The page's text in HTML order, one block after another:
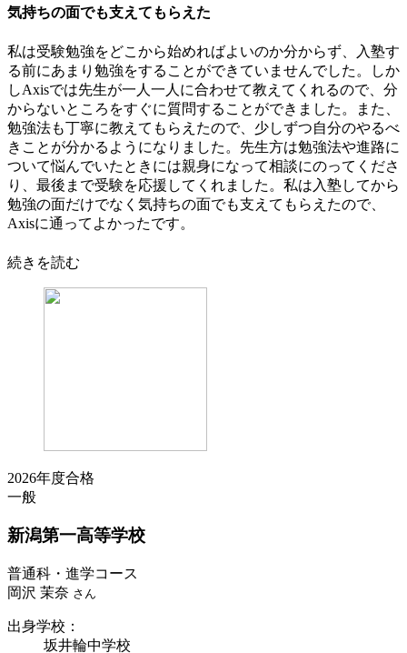
気持ちの面でも支えてもらえた
私は受験勉強をどこから始めればよいのか分からず、入塾す
る前にあまり勉強をすることができていませんでした。しか
しAxisでは先生が一人一人に合わせて教えてくれるので、分
からないところをすぐに質問することができました。また、
勉強法も丁寧に教えてもらえたので、少しずつ自分のやるべ
きことが分かるようになりました。先生方は勉強法や進路に
ついて悩んでいたときには親身になって相談にのってくださ
り、最後まで受験を応援してくれました。私は入塾してから
勉強の面だけでなく気持ちの面でも支えてもらえたので、
Axisに通ってよかったです。
続きを読む
2026年度合格
一般
新潟第一高等学校
普通科・進学コース
岡沢 茉奈 さん
出身学校 ：
坂井輪中学校